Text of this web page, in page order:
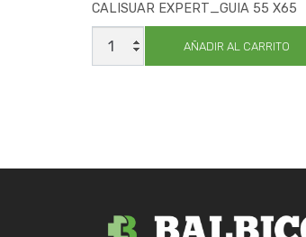
CALISUAR EXPERT_GUIA 55 X65
CALISUAR
EXPERT_GUIA
55
AÑADIR AL CARRITO